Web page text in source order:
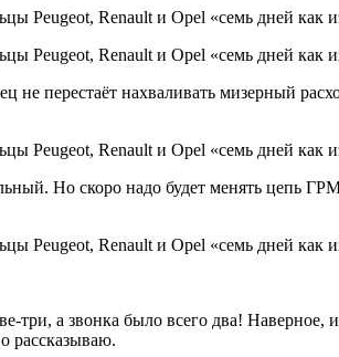
не перестаёт нахваливать мизерный
Но скоро надо будет менять цепь
три, а звонка было всего два!
рассказываю.